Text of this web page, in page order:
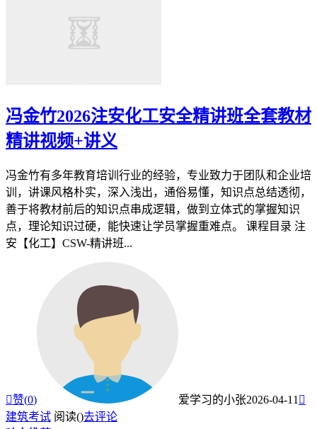
冯金竹2026注安化工安全精讲班全套教材
精讲视频+讲义
冯金竹有多年教育培训行业的经验，专业致力于团队和企业培
训，讲课风格朴实，深入浅出，通俗易懂，知识点总结透彻，
善于将教材前后的知识点串成逻辑，做到立体式的掌握知识
点，理论知识过硬，能快速让学员掌握重难点。 课程目录 注
安【化工】CSW-精讲班...
赞(0) 爱学习的小张2026-04-11 
建筑考试 阅读()去评论